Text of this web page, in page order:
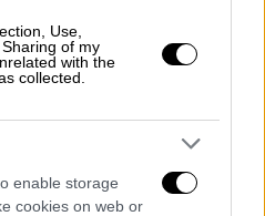
Use,
of my
with the
collected.
enable storage
cookies on web or
60% από το